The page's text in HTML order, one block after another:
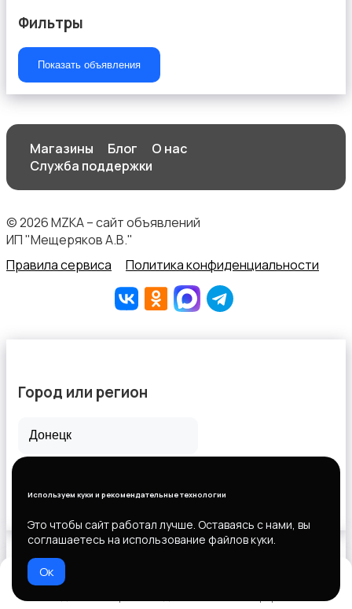
Фильтры
Показать объявления
Магазины Блог
О нас
Служба поддержки
© 2026 MZKA – сайт объявлений
ИП "Мещеряков А.В."
Правила сервиса
Политика конфиденциальности
Используем куки и рекомендательные технологии
Это чтобы сайт работал лучше. Оставаясь с нами, вы
соглашаетесь на использование файлов куки.
Ок
Город или регион
Все города
Выберите способ оплаты